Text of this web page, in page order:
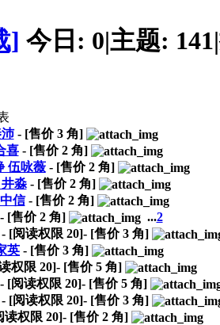
] 今日: 0|主题: 141|
- [售价3角]
喜- [售价2角]
伍咏薇- [售价2角]
淼- [售价2角]
信- [售价2角]
- [售价2角] ...2
- [阅读权限 20]- [售价3 角]
英 - [售价3 角]
权限 20]- [售价5 角]
- [阅读权限 20]- [售价5 角]
- [阅读权限 20]- [售价3 角]
读权限 20]- [售价2 角]